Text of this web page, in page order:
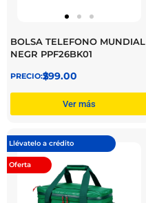
BOLSA TELEFONO MUNDIAL
NEGR PPF26BK01
$
299.00
Ver más
Llévatelo a crédito
Oferta